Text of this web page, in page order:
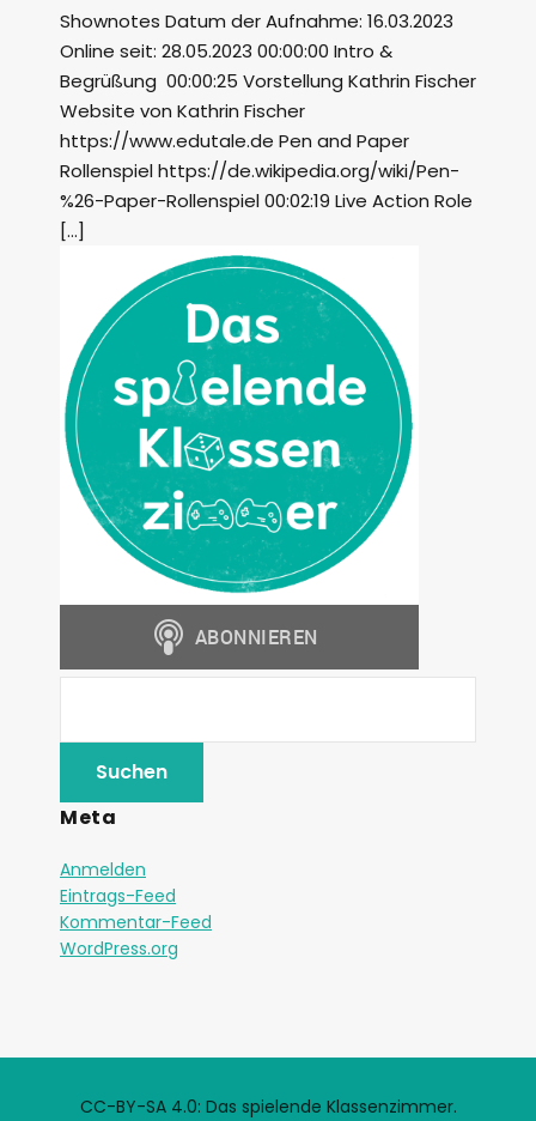
Shownotes Datum der Aufnahme: 16.03.2023
Online seit: 28.05.2023 00:00:00 Intro &
Begrüßung 00:00:25 Vorstellung Kathrin Fischer
Website von Kathrin Fischer
https://www.edutale.de Pen and Paper
Rollenspiel https://de.wikipedia.org/wiki/Pen-
%26-Paper-Rollenspiel 00:02:19 Live Action Role
[…]
Meta
Anmelden
Eintrags-Feed
Kommentar-Feed
WordPress.org
CC-BY-SA 4.0: Das spielende Klassenzimmer.